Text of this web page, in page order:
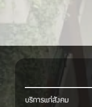
บริการแก่สังคม